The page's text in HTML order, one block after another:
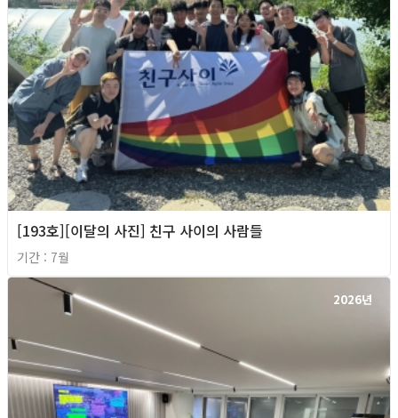
[193호][이달의 사진] 친구 사이의 사람들
기간 : 7월
2026년